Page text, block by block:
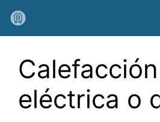
contenido
Calefacción
eléctrica o